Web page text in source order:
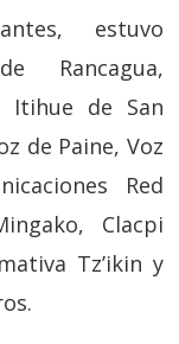
estuvo
Rancagua,
Itihue de San
de Paine, Voz
Red
Clacpi
Tz’ikin y